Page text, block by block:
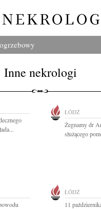
Inne nekrologi
ŁÓDŹ
Żegnamy dr
służącego
ŁÓDŹ
11